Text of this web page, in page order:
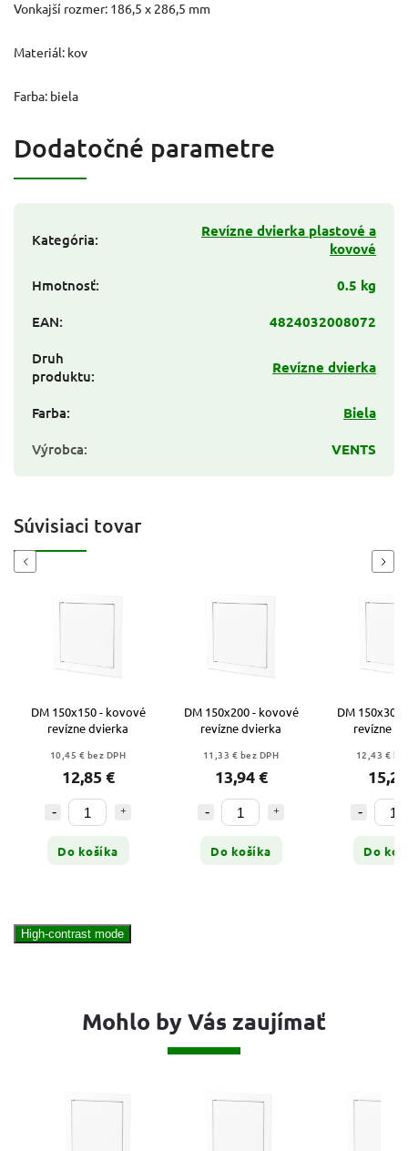
Vonkajší rozmer: 186,5 x 286,5 mm
Materiál: kov
Farba: biela
Dodatočné parametre
Kategória:
Revízne dvierka plastové a
kovové
Hmotnosť:
0.5 kg
EAN:
4824032008072
Druh
produktu: Revízne dvierka
Farba:
Biela
Výrobca: VENTS
Súvisiaci tovar
Previous
DM 150x150 - kovové
revízne dvierka
10,45 € bez DPH
12,85 €
Do košíka
DM 150x200 - kovové
revízne dvierka
11,33 € bez DPH
13,94 €
Do košíka
DM 150x300
revízne
12,43 €
Do
Next
High-contrast mode
Mohlo by Vás zaujímať